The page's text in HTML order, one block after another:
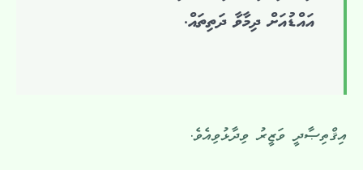
އައްޑުއަށް ދިމާވާ ދަތިތައް.
އިޤްތިޞާދީ ވަޒީރު ވިދާޅުވިއެވެ.